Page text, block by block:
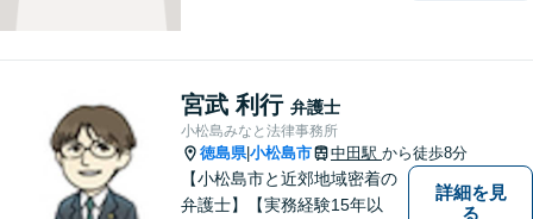
寧に対応してまいります。ご
相談者様のお話をじっくり聴
き、最適な解決方法をご提案
いたします。
宮武 利行 弁護士
小松島みなと法律事務所
徳島県|小松島市 中田駅 から徒歩8分
【小松島市と近郊地域密着の
弁護士】【実務経験15年以
詳細を見
る